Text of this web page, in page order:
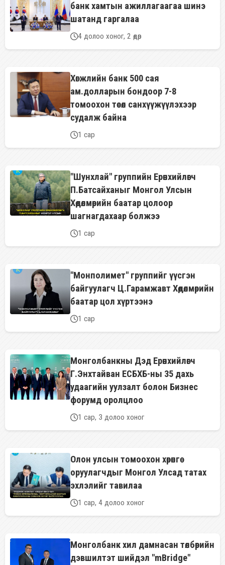
банк хамтын ажиллагаагаа шинэ
шатанд гаргалаа
4 долоо хоног, 2 өдөр
Хөгжлийн банк 500 сая
ам.долларын бондоор 7-8
томоохон төсөл санхүүжүүлэхээр
судалж байна
1 сар
"Шунхлай" группийн Ерөнхийлөгч
П.Батсайханыг Монгол Улсын
Хөдөлмөрийн баатар цолоор
шагнагдахаар болжээ
1 сар
"Монполимет" группийг үүсгэн
байгуулагч Ц.Гарамжавт Хөдөлмөрийн
баатар цол хүртээнэ
1 сар
Монголбанкны Дэд Ерөнхийлөгч
Г.Энхтайван ЕСБХБ-ны 35 дахь
удаагийн уулзалт болон Бизнес
форумд оролцлоо
1 сар, 3 долоо хоног
Олон улсын томоохон хөрөнгө
оруулагчдыг Монгол Улсад татах
эхлэлийг тавилаа
1 сар, 4 долоо хоног
Монголбанк хил дамнасан төлбөрийн
дэвшилтэт шийдэл "mBridge"